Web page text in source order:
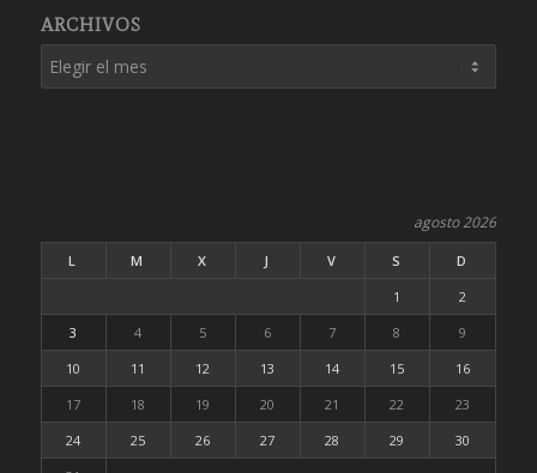
ARCHIVOS
agosto 2026
L M X J V S
D
1
2
3
4 5 6 7 8
9
10
11 12 13 14 15
16
17
18 19 20 21 22
23
24
25 26 27 28 29
30